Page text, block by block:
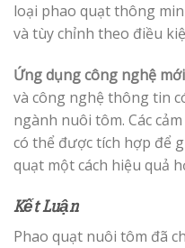
loại phao quạt thông
và tùy chỉnh theo điều
Ứng dụng công nghệ
và công nghệ thông tin
ngành nuôi tôm. Các
có thể được tích hợp để
quạt một cách hiệu quả
Kết Luận
Phao quạt nuôi tôm đã